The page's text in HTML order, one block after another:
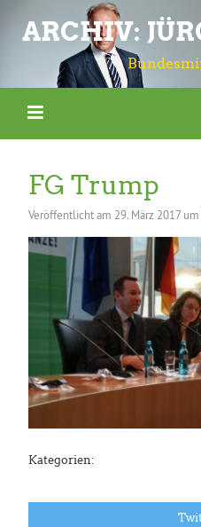
ARCHIV:
FG Trump
Veröffentlicht am 29. März 2017
Kategorien: